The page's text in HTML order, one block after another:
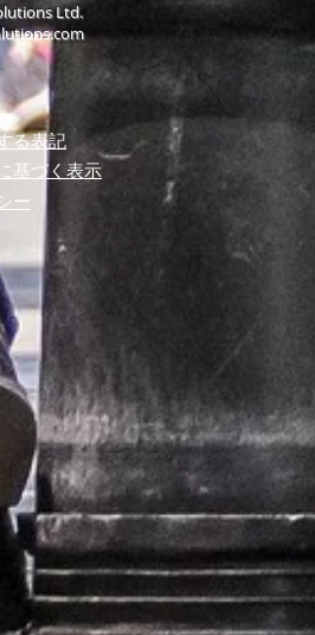
Ltd.
る表記
基づく表示
ー